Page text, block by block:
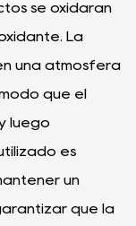
se oxidarán
La
una atmósfera
que el
luego
es
un
que la